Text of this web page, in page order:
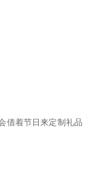
借着节日来定制礼品